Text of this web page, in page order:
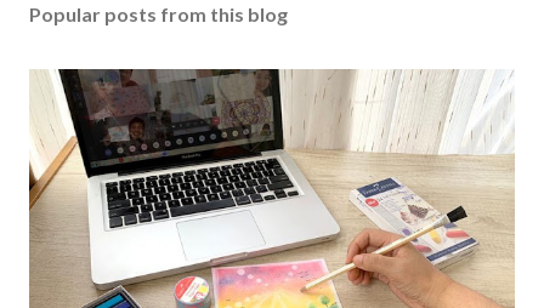
Popular posts from this blog